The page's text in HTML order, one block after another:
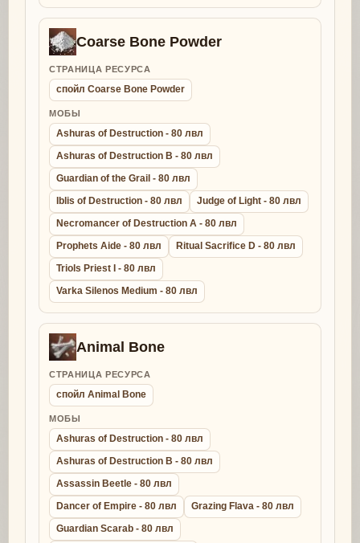
Coarse Bone Powder
СТРАНИЦА РЕСУРСА
спойл Coarse Bone Powder
МОБЫ
Ashuras of Destruction - 80 лвл
Ashuras of Destruction B - 80 лвл
Guardian of the Grail - 80 лвл
Iblis of Destruction - 80 лвл
Judge of Light - 80 лвл
Necromancer of Destruction A - 80 лвл
Prophets Aide - 80 лвл
Ritual Sacrifice D - 80 лвл
Triols Priest I - 80 лвл
Varka Silenos Medium - 80 лвл
Animal Bone
СТРАНИЦА РЕСУРСА
спойл Animal Bone
МОБЫ
Ashuras of Destruction - 80 лвл
Ashuras of Destruction B - 80 лвл
Assassin Beetle - 80 лвл
Dancer of Empire - 80 лвл
Grazing Flava - 80 лвл
Guardian Scarab - 80 лвл